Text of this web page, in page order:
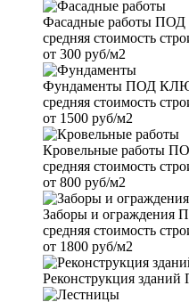
Фасадные работы ПОД
средняя стоимость
от 300 руб/м2
Фундаменты ПОД
средняя стоимость
от 1500 руб/м2
Кровельные работы
средняя стоимость
от 800 руб/м2
Заборы и ограждения
средняя стоимость
от 1800 руб/м2
Реконструкция зданий